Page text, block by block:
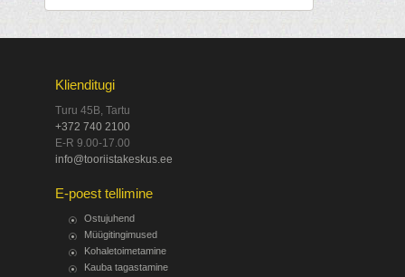
Klienditugi
Turu 45B, Tartu
+372 740 2100
E-R 9.00-17.00
info@tooriistakeskus.ee
E-poest tellimine
Ostujuhend
Müügitingimused
Kohaletoimetamine
Kauba tagastamine